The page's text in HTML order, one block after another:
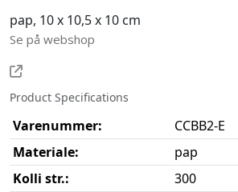
pap, 10 x 10,5 x 10 cm
Se på webshop
Product Specifications
Varenummer:
CCBB2-E
Materiale:
pap
Kolli str.:
300